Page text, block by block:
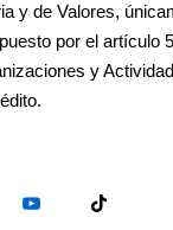
y de Valores,
por el artículo
y